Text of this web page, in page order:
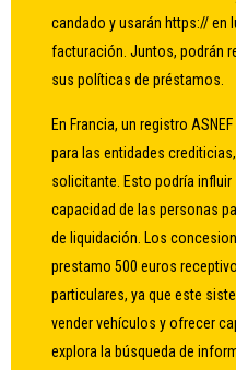
candado y usarán https:// en
facturación. Juntos, podrán
sus políticas de préstamos.
En Francia, un registro
para las entidades
solicitante. Esto podría
capacidad de las personas
de liquidación. Los
prestamo 500 euros
particulares, ya que este
vender vehículos y ofrecer
explora la búsqueda de